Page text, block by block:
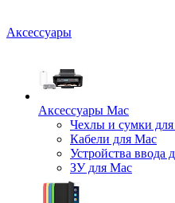
Аксессуары
Аксессуары Mac
Чехлы и сумки
Кабели для Mac
Устройства ввода
ЗУ для Mac